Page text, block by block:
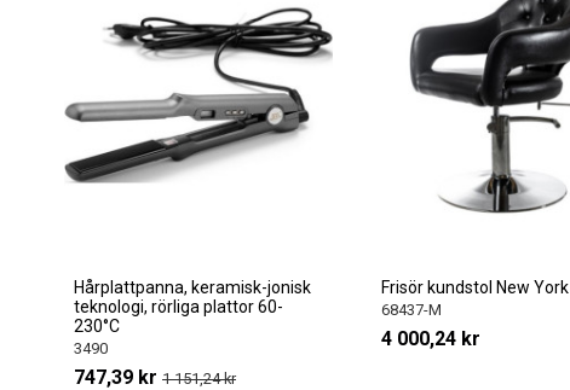
Hårplattpanna, keramisk-jonisk
teknologi, rörliga plattor 60-
230°C
3490
747,39 kr 1 151,24 kr
Frisör kundstol New York
68437-M
4 000,24 kr